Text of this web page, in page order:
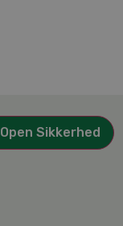
Open Sikkerhed